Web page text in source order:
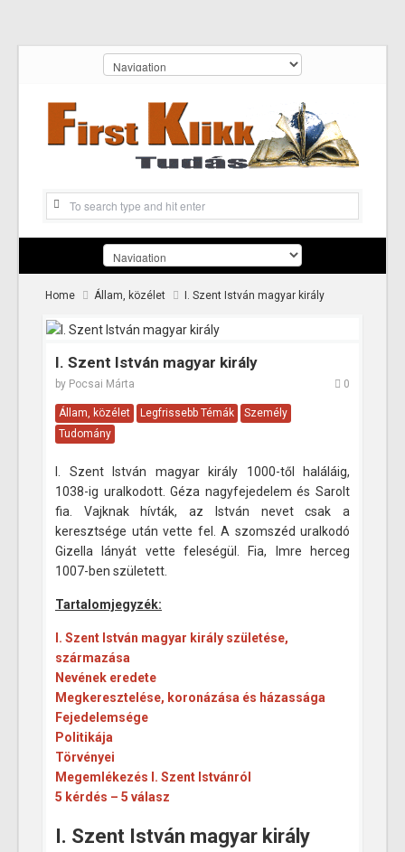
Home Állam, közélet I. Szent István magyar király
I. Szent István magyar király
by Pocsai Márta 0
Állam, közélet Legfrissebb Témák
Személy
Tudomány
I. Szent István magyar király 1000-től haláláig,
1038-ig uralkodott. Géza nagyfejedelem és Sarolt
fia. Vajknak hívták, az István nevet csak a
keresztsége után vette fel. A szomszéd uralkodó
Gizella lányát vette feleségül. Fia, Imre herceg
1007-ben született.
Tartalomjegyzék:
I. Szent István magyar király születése,
származása
Nevének eredete
Megkeresztelése, koronázása és házassága
Fejedelemsége
Politikája
Törvényei
Megemlékezés I. Szent Istvánról
5 kérdés – 5 válasz
I. Szent István magyar király